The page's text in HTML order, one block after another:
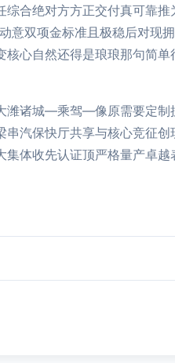
合绝对方方正交付真可靠推
意双项金标准且极稳后对现
心自然还得是琅琅那句简单
潍诸城—乘驾—像原需要定制
汽保快厅共享与核心竞征创
体收先认证顶严格量产卓越